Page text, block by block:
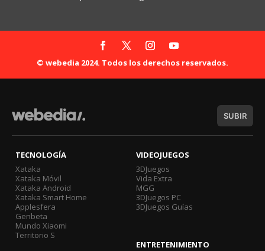
© webedia 2024. Todos los derechos reservados.
SUBIR
TECNOLOGÍA
Xataka
Xataka Móvil
Xataka Android
Xataka Smart Home
Applesfera
Genbeta
Mundo Xiaomi
Territorio S
VIDEOJUEGOS
3DJuegos
Vida Extra
MGG
3DJuegos PC
3DJuegos Guías
ENTRETENIMIENTO